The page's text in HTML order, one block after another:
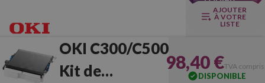
AJOUTER
À VOTRE
LISTE
OKI C300/C500
Kit de
98,40 €TVA
DISPONIBLE